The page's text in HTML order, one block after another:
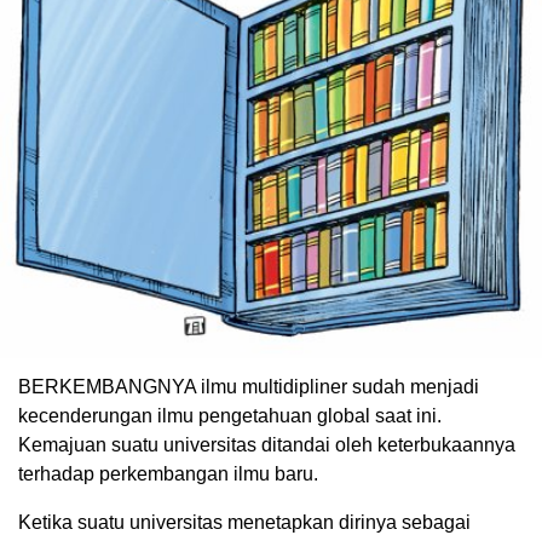
BERKEMBANGNYA ilmu multidipliner sudah menjadi
kecenderungan ilmu pengetahuan global saat ini.
Kemajuan suatu universitas ditandai oleh keterbukaannya
terhadap perkembangan ilmu baru.
Ketika suatu universitas menetapkan dirinya sebagai